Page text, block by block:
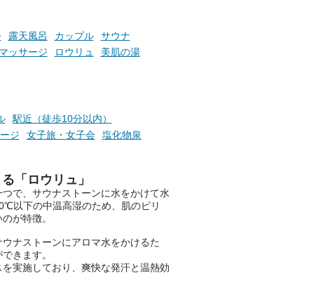
さらに、各館ではアロマロウリ
ュやアウフグースなど、サウナ
好きにはたまらない多彩なイベ
───
提供元：万葉倶楽部株式会社
【PR】
露天風呂 カップル
サウナ
ッサージ ロウリュ
美肌の湯
駅近（徒歩10分以内）
ジ 女子旅・女子会
塩化物泉
「ロウリュ」
で、サウナストーンに水をかけて水
以下の中温高湿のため、肌のピリ
が特徴。
ウナストーンにアロマ水をかけるた
きます。
実施しており、爽快な発汗と温熱効